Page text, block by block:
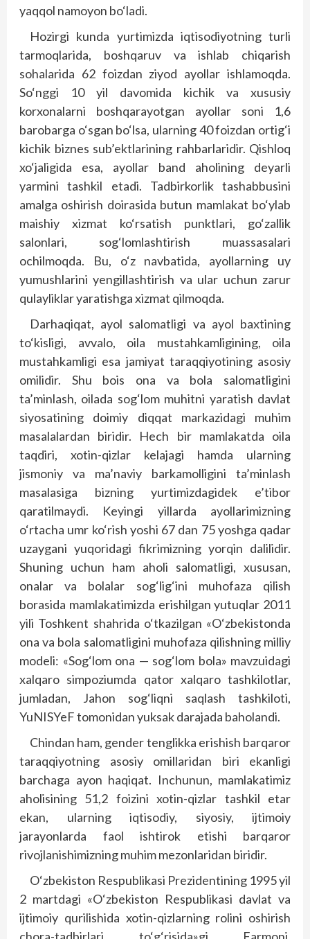
yaqqol namoyon bo‘ladi.
Hozirgi kunda yurtimizda iqtisodiyotning turli
tarmoqlarida, boshqaruv va ishlab chiqarish
sohalarida 62 foizdan ziyod ayollar ishlamoqda.
So‘nggi 10 yil davomida kichik va xususiy
korxonalarni boshqarayotgan ayollar soni 1,6
barobarga o‘sgan bo‘lsa, ularning 40 foizdan ortig‘i
kichik biznes sub’ektlarining rahbarlaridir. Qishloq
xo‘jaligida esa, ayollar band aholining deyarli
yarmini tashkil etadi. Tadbirkorlik tashabbusini
amalga oshirish doirasida butun mamlakat bo‘ylab
maishiy xizmat ko‘rsatish punktlari, go‘zallik
salonlari, sog‘lomlashtirish muassasalari
ochilmoqda. Bu, o‘z navbatida, ayollarning uy
yumushlarini yengillashtirish va ular uchun zarur
qulayliklar yaratishga xizmat qilmoqda.
Darhaqiqat, ayol salomatligi va ayol baxtining
to‘kisligi, avvalo, oila mustahkamligining, oila
mustahkamligi esa jamiyat taraqqiyotining asosiy
omilidir. Shu bois ona va bola salomatligini
ta’minlash, oilada sog‘lom muhitni yaratish davlat
siyosatining doimiy diqqat markazidagi muhim
masalalardan biridir. Hech bir mamlakatda oila
taqdiri, xotin-qizlar kelajagi hamda ularning
jismoniy va ma’naviy barkamolligini ta’minlash
masalasiga bizning yurtimizdagidek e’tibor
qaratilmaydi. Keyingi yillarda ayollarimizning
o‘rtacha umr ko‘rish yoshi 67 dan 75 yoshga qadar
uzaygani yuqoridagi fikrimizning yorqin dalilidir.
Shuning uchun ham aholi salomatligi, xususan,
onalar va bolalar sog‘lig‘ini muhofaza qilish
borasida mamlakatimizda erishilgan yutuqlar 2011
yili Toshkent shahrida o‘tkazilgan «O‘zbekistonda
ona va bola salomatligini muhofaza qilishning milliy
modeli: «Sog‘lom ona — sog‘lom bola» mavzuidagi
xalqaro simpoziumda qator xalqaro tashkilotlar,
jumladan, Jahon sog‘liqni saqlash tashkiloti,
YuNISYeF tomonidan yuksak darajada baholandi.
Chindan ham, gender tenglikka erishish barqaror
taraqqiyotning asosiy omillaridan biri ekanligi
barchaga ayon haqiqat. Inchunun, mamlakatimiz
aholisining 51,2 foizini xotin-qizlar tashkil etar
ekan, ularning iqtisodiy, siyosiy, ijtimoiy
jarayonlarda faol ishtirok etishi barqaror
rivojlanishimizning muhim mezonlaridan biridir.
O‘zbekiston Respublikasi Prezidentining 1995 yil
2 martdagi «O‘zbekiston Respublikasi davlat va
ijtimoiy qurilishida xotin-qizlarning rolini oshirish